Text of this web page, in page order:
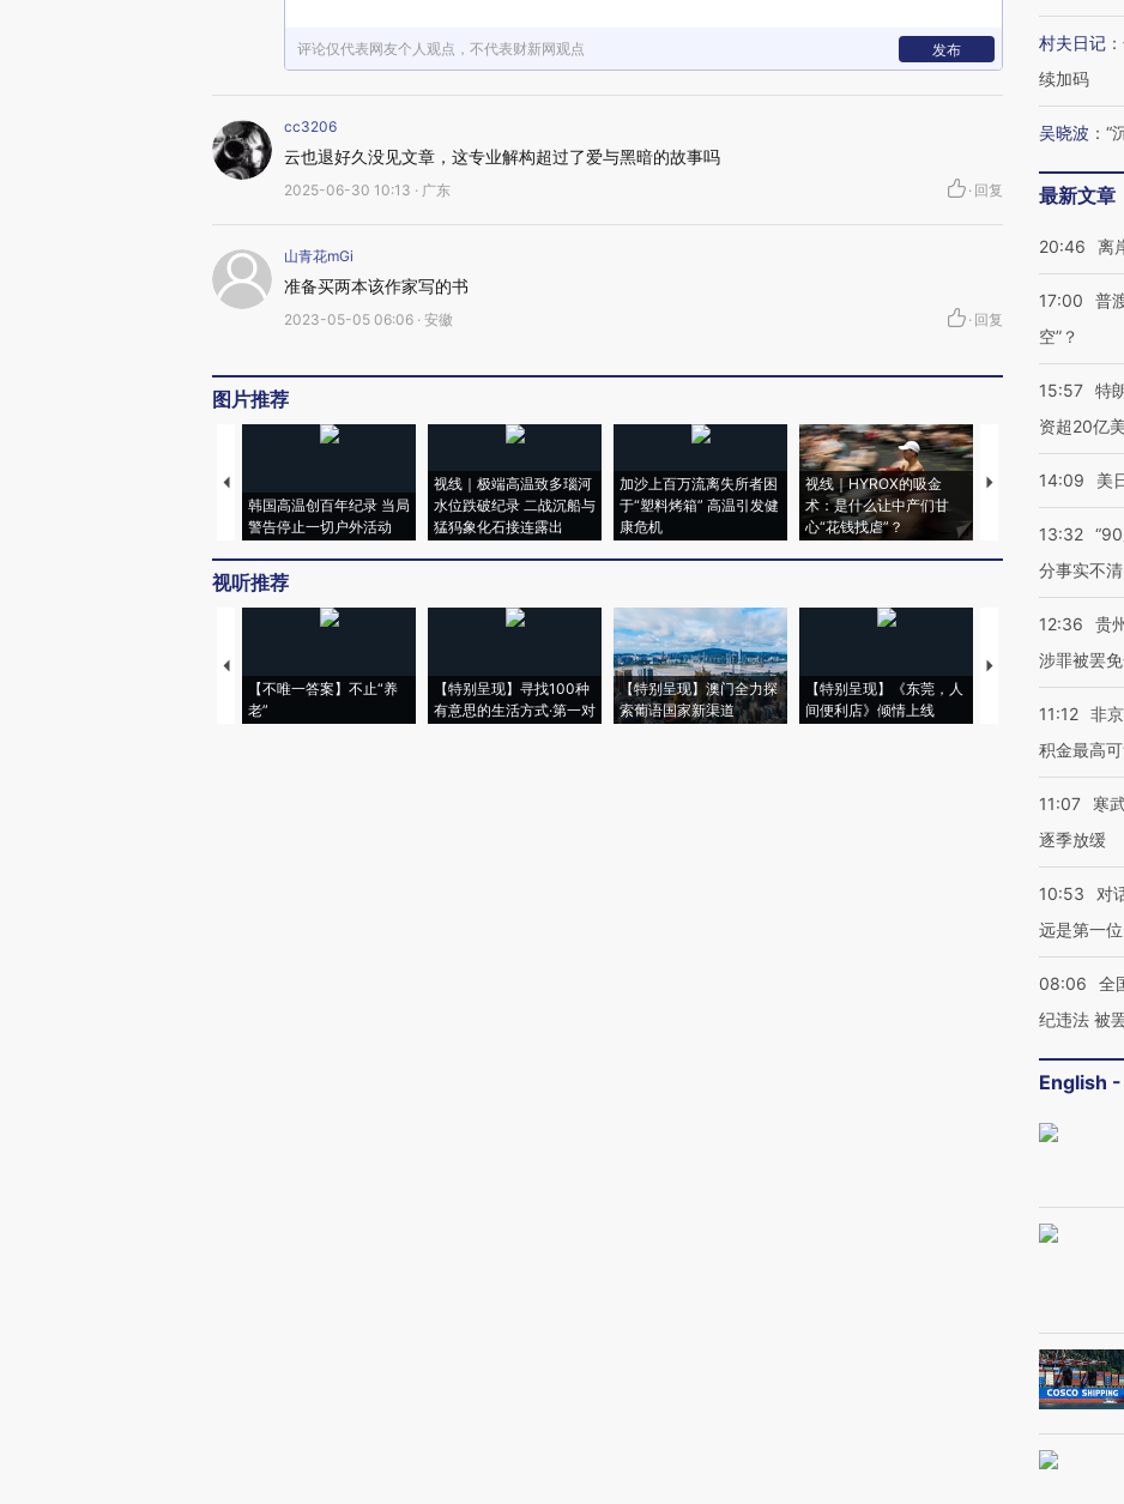
评论仅代表网友个人观点，不代表财新网观点 发布
cc3206
云也退好久没见文章，这专业解构超过了爱与黑暗的故事吗
2025-06-30 10:13 · 广东 · 回复
山青花mGi
准备买两本该作家写的书
2023-05-05 06:06 · 安徽 · 回复
图片推荐
韩国高温创百年纪录 当局
警告停止一切户外活动
视线｜极端高温致多瑙河
水位跌破纪录 二战沉船与
猛犸象化石接连露出
加沙上百万流离失所者困
于“塑料烤箱” 高温引发健
康危机
视线｜HYROX的吸金
术：是什么让中产们甘
心“花钱找虐”？
马航飞行员跨国走私
粒摇头丸 尿检体内
视听推荐
【不唯一答案】不止“养
老”
【特别呈现】寻找100种
有意思的生活方式·第一对
【特别呈现】澳门全力探
索葡语国家新渠道
【特别呈现】《东莞，人
间便利店》倾情上线
【推广】走进第四届
会，让数智科技“链”
村夫日记 ：
续加码
吴晓波 ： “
最新文章
20:46 离
17:00
普
空”？
15:57 特
资超20亿
14:09 美
13:32
分事实不清
12:36
贵
涉罪被罢
11:12 非
积金最高
11:07
寒
逐季放缓
10:53
对
远是第一位
08:06
全
纪违法 被
English